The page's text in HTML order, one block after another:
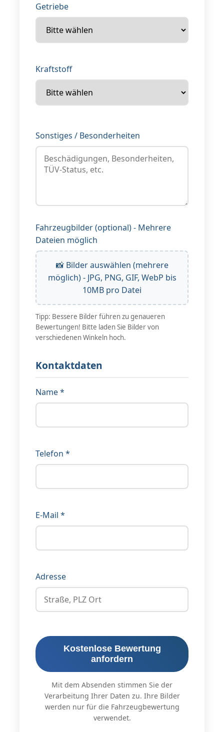
Getriebe
Kraftstoff
Sonstiges / Besonderheiten
Fahrzeugbilder (optional) - Mehrere
Dateien möglich
📸 Bilder auswählen (mehrere
möglich) - JPG, PNG, GIF, WebP bis
10MB pro Datei
Tipp: Bessere Bilder führen zu genaueren
Bewertungen! Bitte laden Sie Bilder von
verschiedenen Winkeln hoch.
Kontaktdaten
Name *
Telefon *
E-Mail *
Adresse
Kostenlose Bewertung
anfordern
Mit dem Absenden stimmen Sie der
Verarbeitung Ihrer Daten zu. Ihre Bilder
werden nur für die Fahrzeugbewertung
verwendet.